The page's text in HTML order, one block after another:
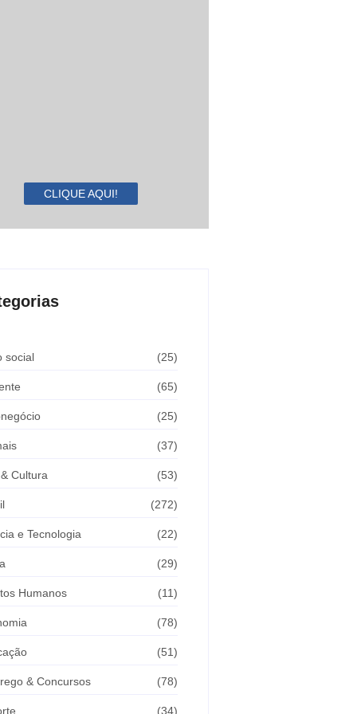
CLIQUE AQUI!
social (25)
(65)
(25)
(37)
Cultura (53)
(272)
e Tecnologia (22)
(29)
Humanos (11)
(78)
(51)
& Concursos (78)
(34)